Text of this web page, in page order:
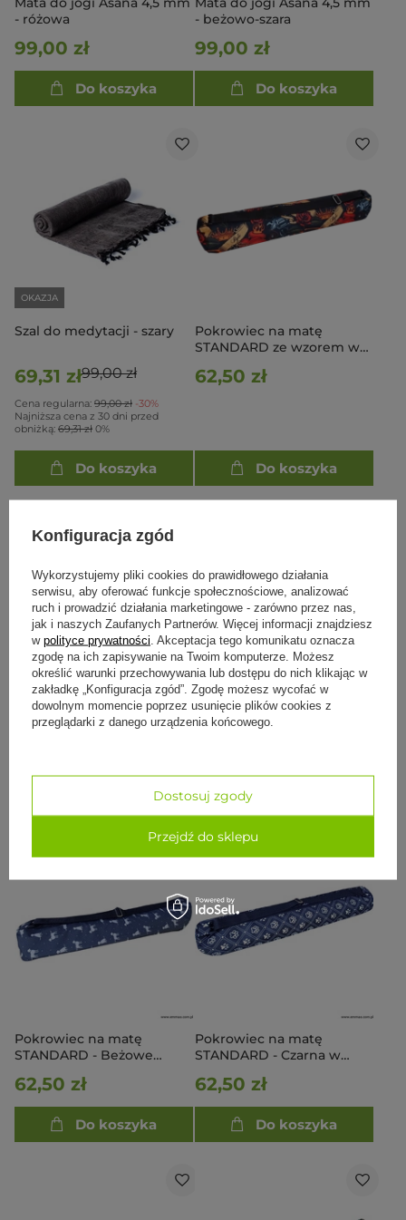
- różowa
99,00 zł
Do koszyka
- beżowo-szara
99,00 zł
Do koszyka
OKAZJA
Szal do medytacji - szary
69,31 zł99,00 zł
Cena regularna: 99,00 zł -30%
Najniższa cena z 30 dni przed
obniżką: 69,31 zł 0%
Do koszyka
Pokrowiec na matę
STANDARD ze wzorem w
62,50 zł
Do koszyka
Pokrowiec na matę
STANDARD - Bordowy
Do koszyka
Pokrowiec na matę
STANDARD - Bordowa Len
Pokrowiec na matę
STANDARD - Beżowe
62,50 zł
Do koszyka
Pokrowiec na matę
STANDARD - Czarna w
62,50 zł
Do koszyka
Konfiguracja zgód
Wykorzystujemy pliki cookies do prawidłowego działania
serwisu, aby oferować funkcje społecznościowe, analizować
ruch i prowadzić działania marketingowe - zarówno przez nas,
jak i naszych Zaufanych Partnerów. Więcej informacji znajdziesz
w polityce prywatności . Akceptacja tego komunikatu oznacza
zgodę na ich zapisywanie na Twoim komputerze. Możesz
określić warunki przechowywania lub dostępu do nich klikając w
zakładkę „Konfiguracja zgód”. Zgodę możesz wycofać w
dowolnym momencie poprzez usunięcie plików cookies z
przeglądarki z danego urządzenia końcowego.
Dostosuj zgody
Przejdź do sklepu